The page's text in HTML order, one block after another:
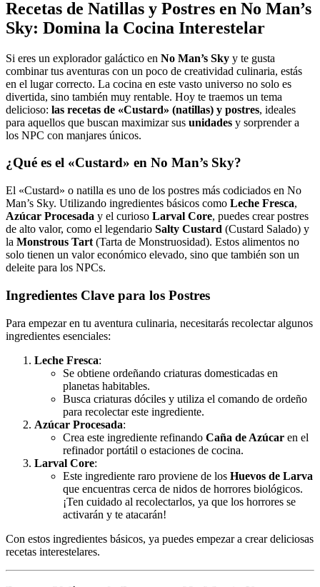
Recetas de Natillas y Postres en No Man’s
Sky: Domina la Cocina Interestelar
Si eres un explorador galáctico en No Man’s Sky y te gusta
combinar tus aventuras con un poco de creatividad culinaria, estás
en el lugar correcto. La cocina en este vasto universo no solo es
divertida, sino también muy rentable. Hoy te traemos un tema
delicioso: las recetas de «Custard» (natillas) y postres, ideales
para aquellos que buscan maximizar sus unidades y sorprender a
los NPC con manjares únicos.
¿Qué es el «Custard» en No Man’s Sky?
El «Custard» o natilla es uno de los postres más codiciados en No
Man’s Sky. Utilizando ingredientes básicos como Leche Fresca,
Azúcar Procesada y el curioso Larval Core, puedes crear postres
de alto valor, como el legendario Salty Custard (Custard Salado) y
la Monstrous Tart (Tarta de Monstruosidad). Estos alimentos no
solo tienen un valor económico elevado, sino que también son un
deleite para los NPCs.
Ingredientes Clave para los Postres
Para empezar en tu aventura culinaria, necesitarás recolectar algunos
ingredientes esenciales:
Leche Fresca:
Se obtiene ordeñando criaturas domesticadas en
planetas habitables.
Busca criaturas dóciles y utiliza el comando de ordeño
para recolectar este ingrediente.
Azúcar Procesada:
Crea este ingrediente refinando Caña de Azúcar en el
refinador portátil o estaciones de cocina.
Larval Core:
Este ingrediente raro proviene de los Huevos de Larva
que encuentras cerca de nidos de horrores biológicos.
¡Ten cuidado al recolectarlos, ya que los horrores se
activarán y te atacarán!
Con estos ingredientes básicos, ya puedes empezar a crear deliciosas
recetas interestelares.